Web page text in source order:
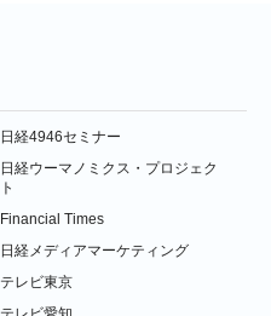
日経4946セミナー
日経ウーマノミクス・プロジェク
ト
Financial Times
日経メディアマーケティング
テレビ東京